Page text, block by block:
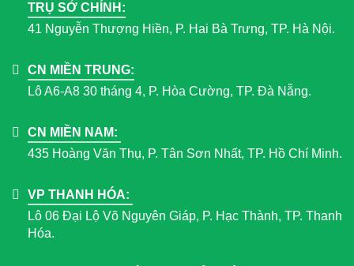
TRỤ SỞ CHÍNH:
41 Nguyễn Thượng Hiền, P. Hai Bà Trưng, TP. Hà Nội.
CN MIỀN TRUNG:
Lô A6-A8 30 tháng 4, P. Hòa Cường, TP. Đà Nẵng.
CN MIỀN NAM:
435 Hoàng Văn Thụ, P. Tân Sơn Nhất, TP. Hồ Chí Minh.
VP THANH HÓA:
Lô 06 Đại Lộ Võ Nguyên Giáp, P. Hạc Thành, TP. Thanh
Hóa.